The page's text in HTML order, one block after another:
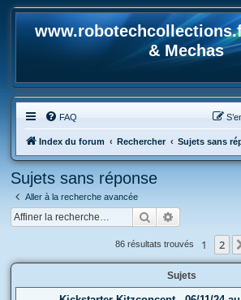
& Mechas
FAQ
Index du forum Rechercher Sujets sans
Sujets sans réponse
Aller à la recherche avancée
Rechercher
86 résultats trouvés 1 2
Sujets